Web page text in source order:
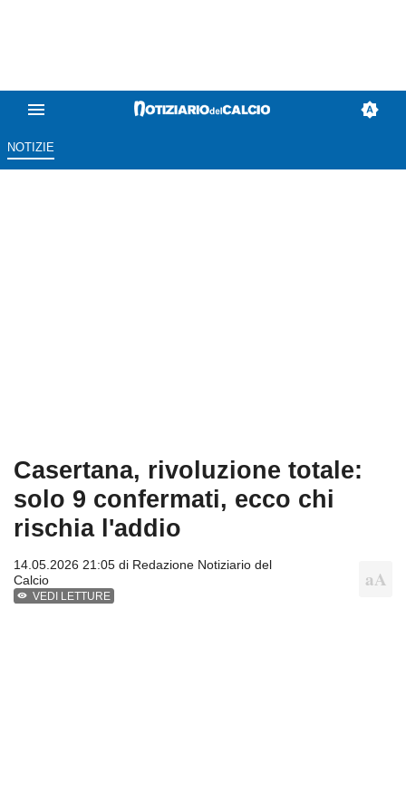
NOTIZIE
Casertana, rivoluzione totale:
solo 9 confermati, ecco chi
rischia l'addio
14.05.2026 21:05 di Redazione Notiziario del
Calcio
VEDI LETTURE